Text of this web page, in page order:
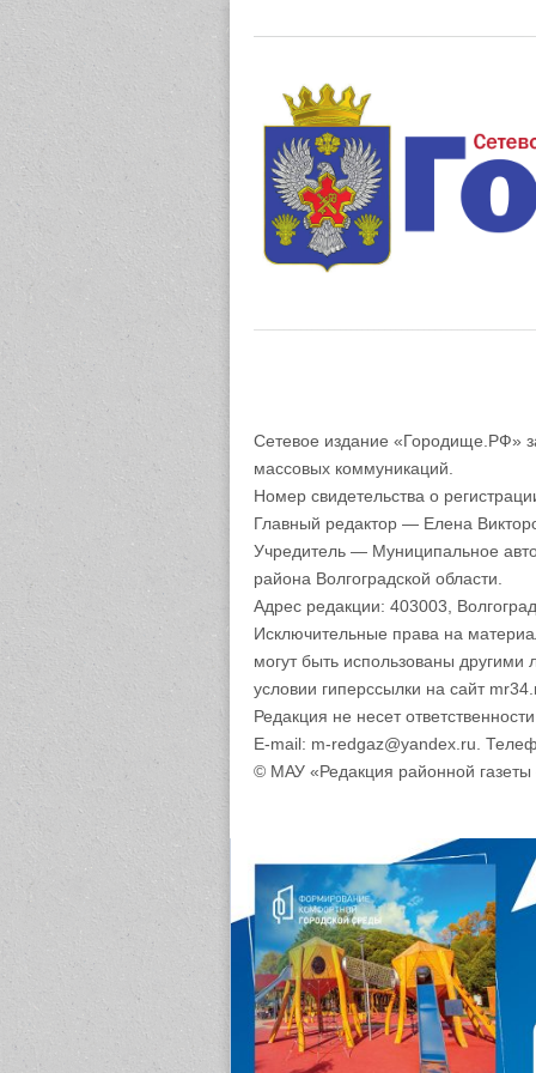
Сетевое издание «Городище.РФ»
массовых коммуникаций.
Номер свидетельства о
Главный редактор — Елена
Учредитель — Муниципальное
района Волгоградской области.
Адрес редакции: 403003,
Исключительные права на
могут быть использованы
условии гиперссылки на сайт
Редакция не несет
E-mail: m-redgaz@yandex.ru.
© МАУ «Редакция районной газеты